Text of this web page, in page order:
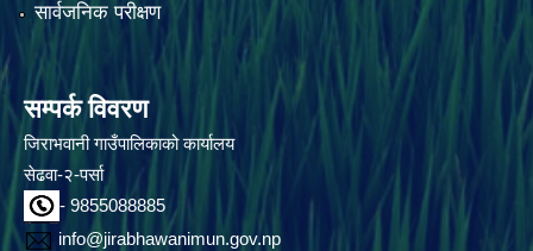
सार्वजनिक परीक्षण
सम्पर्क विवरण
जिराभवानी गाउँपालिकाको कार्यालय
सेढवा-२-पर्सा
- 9855088885
info@jirabhawanimun.gov.np